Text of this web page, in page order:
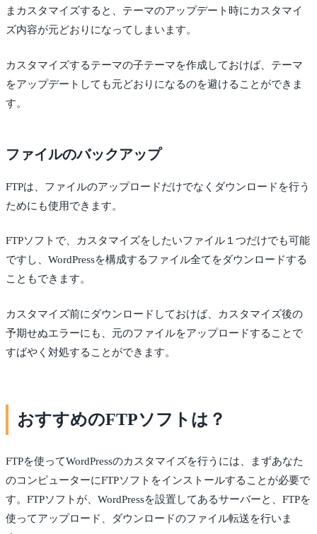
まカスタマイズすると、テーマのアップデート時にカスタマイ
ズ内容が元どおりになってしまいます。
カスタマイズするテーマの子テーマを作成しておけば、テーマ
をアップデートしても元どおりになるのを避けることができま
す。
ファイルのバックアップ
FTPは、ファイルのアップロードだけでなくダウンロードを行う
ためにも使用できます。
FTPソフトで、カスタマイズをしたいファイル１つだけでも可能
ですし、WordPressを構成するファイル全てをダウンロードする
こともできます。
カスタマイズ前にダウンロードしておけば、カスタマイズ後の
予期せぬエラーにも、元のファイルをアップロードすることで
すばやく対処することができます。
おすすめのFTPソフトは？
FTPを使ってWordPressのカスタマイズを行うには、まずあなた
のコンピューターにFTPソフトをインストールすることが必要で
す。FTPソフトが、WordPressを設置してあるサーバーと、FTPを
使ってアップロード、ダウンロードのファイル転送を行いま